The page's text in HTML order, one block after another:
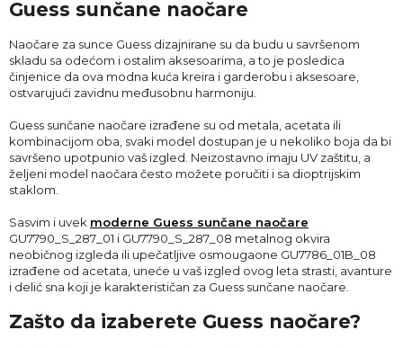
Guess sunčane naočare
Naočare za sunce Guess dizajnirane su da budu u savršenom
skladu sa odećom i ostalim aksesoarima, a to je posledica
činjenice da ova modna kuća kreira i garderobu i aksesoare,
ostvarujući zavidnu međusobnu harmoniju.
Guess sunčane naočare izrađene su od metala, acetata ili
kombinacijom oba, svaki model dostupan je u nekoliko boja da bi
savršeno upotpunio vaš izgled. Neizostavno imaju UV zaštitu, a
željeni model naočara često možete poručiti i sa dioptrijskim
staklom.
Sasvim i uvek moderne Guess sunčane naočare
GU7790_S_287_01 i GU7790_S_287_08 metalnog okvira
neobičnog izgleda ili upečatljive osmougaone GU7786_01B_08
izrađene od acetata, uneće u vaš izgled ovog leta strasti, avanture
i delić sna koji je karakterističan za Guess sunčane naočare.
Zašto da izaberete Guess naočare?